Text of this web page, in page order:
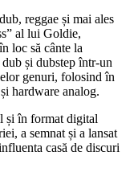
reggae și mai ales
al lui Goldie,
loc să cânte la
și dubstep într-un
genuri, folosind în
hardware analog.
și în format digital
a semnat și a lansat
casă de discuri